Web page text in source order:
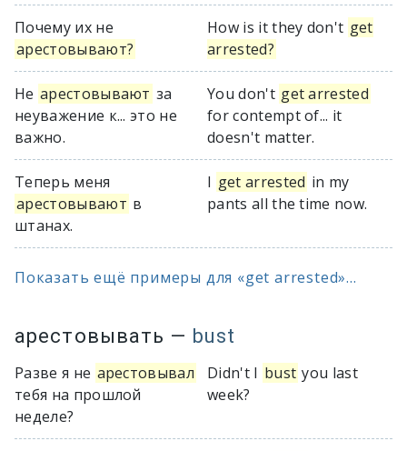
Почему их не
арестовывают?
How is it they don't get
arrested?
Не арестовывают за
неуважение к... это не
важно.
You don't get arrested
for contempt of... it
doesn't matter.
Теперь меня
арестовывают в
штанах.
I get arrested in my
pants all the time now.
Показать ещё примеры для «get arrested»...
арестовывать — bust
Разве я не арестовывал
тебя на прошлой
неделе?
Didn't I bust you last
week?